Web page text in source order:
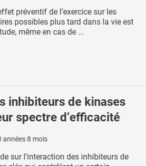
préventif de l’exercice sur les
possibles plus tard dans la vie est
même en cas de ...
inhibiteurs de kinases
spectre d’efficacité
années 8 mois
sur l'interaction des inhibiteurs de